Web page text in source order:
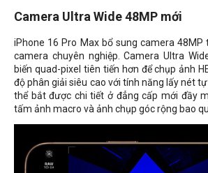
Camera Ultra Wide 48MP mới
iPhone 16 Pro Max bổ sung camera 48MP
camera chuyên nghiệp. Camera Ultra
biến quad-pixel tiên tiến hơn để chụp ảnh
độ phân giải siêu cao với tính năng lấy nét
thể bắt được chi tiết ở đẳng cấp mới đầy
tấm ảnh macro và ảnh chụp góc rộng bao